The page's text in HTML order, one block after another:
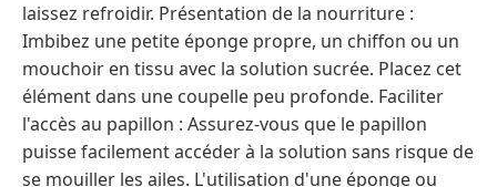
laissez refroidir. Présentation de la nourriture :
Imbibez une petite éponge propre, un chiffon ou un
mouchoir en tissu avec la solution sucrée. Placez cet
élément dans une coupelle peu profonde. Faciliter
l'accès au papillon : Assurez-vous que le papillon
puisse facilement accéder à la solution sans risque de
se mouiller les ailes. L'utilisation d'une éponge ou